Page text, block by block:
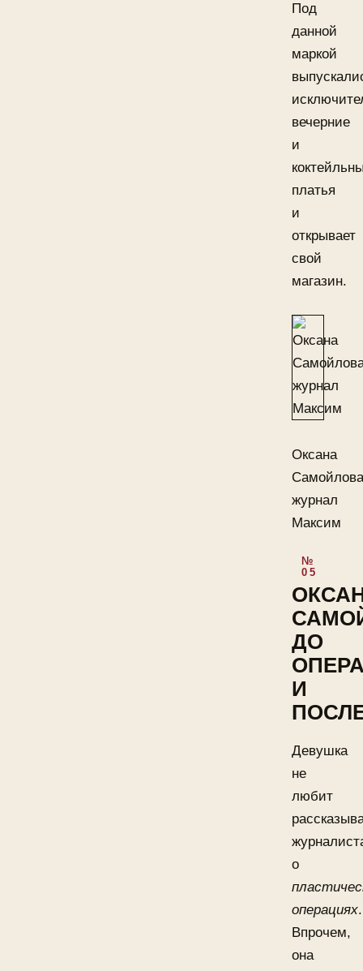
Под
данной
маркой
вечерние
и
платья
и
открывает
свой
магазин.
Оксана
Самойлова
журнал
Максим
ДО
И
Девушка
не
любит
о
операциях.
Впрочем,
она